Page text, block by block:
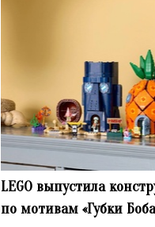
LEGO выпустила
по мотивам «Губки